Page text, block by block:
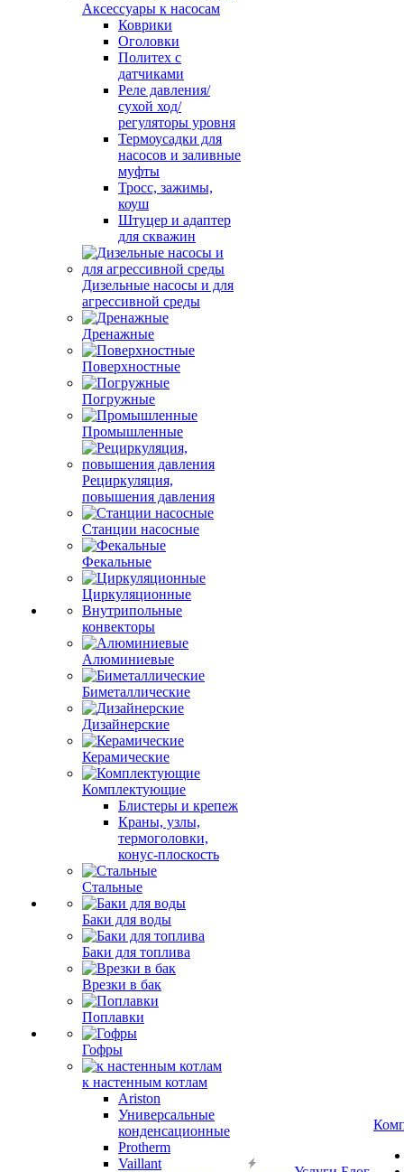
Аксессуары к насосам
Коврики
Оголовки
Политех с
датчиками
Реле давления/
сухой ход/
регуляторы уровня
Термоусадки для
насосов и заливные
муфты
Тросс, зажимы,
коуш
Штуцер и адаптер
для скважин
Дизельные насосы и для
агрессивной среды
Дренажные
Поверхностные
Погружные
Промышленные
Рециркуляция,
повышения давления
Станции насосные
Фекальные
Циркуляционные
Внутрипольные
конвекторы
Алюминиевые
Биметаллические
Дизайнерские
Керамические
Комплектующие
Блистеры и крепеж
Краны, узлы,
термоголовки,
конус-плоскость
Стальные
Баки для воды
Баки для топлива
Врезки в бак
Поплавки
Гофры
к настенным котлам
Ariston
Универсальные
конденсационные
Protherm
Vaillant